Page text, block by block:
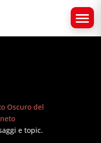
Oscuro del
e topic.